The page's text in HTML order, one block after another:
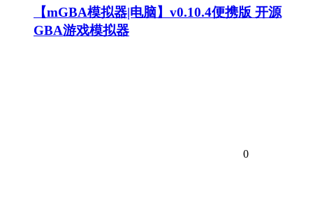
【mGBA模拟器|电脑】v0.10.4便携版 开源
GBA游戏模拟器
0